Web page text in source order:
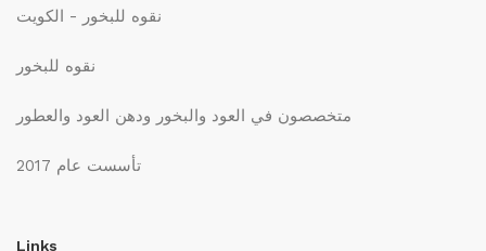
نقوه للبخور - الكويت
نقوه للبخور
متخصصون في العود والبخور ودهن العود والعطور
Links